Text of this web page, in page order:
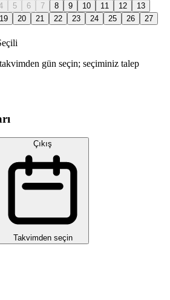
5 6 7 8 9 10 11 12
13
19 20 21 22 23 24 25 26
27
gün seçin; seçiminiz talep
Çıkış
Takvimden seçin